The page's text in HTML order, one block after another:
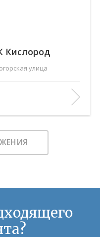
Кислород
улица
23.4/11.52/2.9
Студия
16/19